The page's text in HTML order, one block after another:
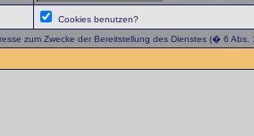
Cookies benutzen?
zum Zwecke der Bereitstellung des Dienstes (� 6